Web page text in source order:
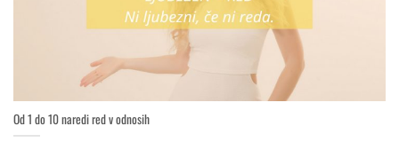
Od 1 do 10 naredi red v odnosih